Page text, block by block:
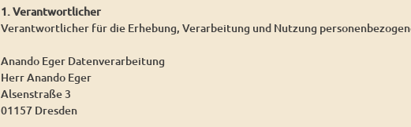
1. Verantwortlicher
Verantwortlicher für die Erhebung, Verarbeitung und Nutzung
Anando Eger Datenverarbeitung
Herr Anando Eger
Alsenstraße 3
01157 Dresden